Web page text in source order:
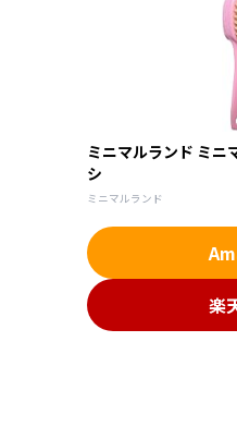
ミニマルランド ミニ
シ
ミニマルランド
楽